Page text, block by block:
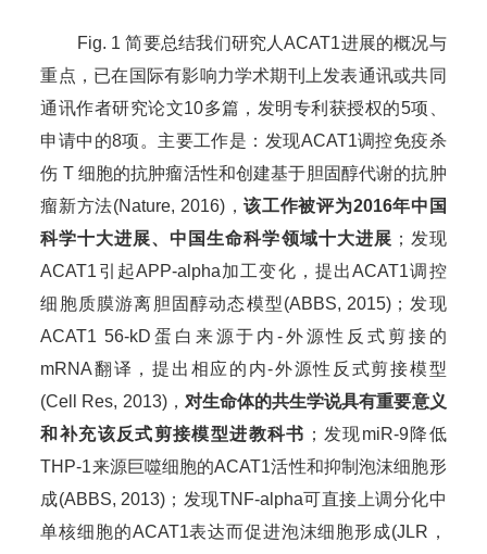
Fig. 1 简要总结我们研究人ACAT1进展的概况与
重点，已在国际有影响力学术期刊上发表通讯或共同
通讯作者研究论文10多篇，发明专利获授权的5项、
申请中的8项。主要工作是：发现ACAT1调控免疫杀
伤 T 细胞的抗肿瘤活性和创建基于胆固醇代谢的抗肿
瘤新方法(Nature, 2016)，该工作被评为2016年中国
科学十大进展、中国生命科学领域十大进展 ；发现
ACAT1引起APP-alpha加工变化，提出ACAT1调控
细胞质膜游离胆固醇动态模型(ABBS, 2015)；发现
ACAT1 56-kD蛋白来源于内-外源性反式剪接的
mRNA翻译，提出相应的内-外源性反式剪接模型
(Cell Res, 2013)， 对生命体的共生学说具有重要意义
和补充该反式剪接模型进教科书 ；发现miR-9降低
THP-1来源巨噬细胞的ACAT1活性和抑制泡沫细胞形
成(ABBS, 2013)；发现TNF-alpha可直接上调分化中
单核细胞的ACAT1表达而促进泡沫细胞形成(JLR，